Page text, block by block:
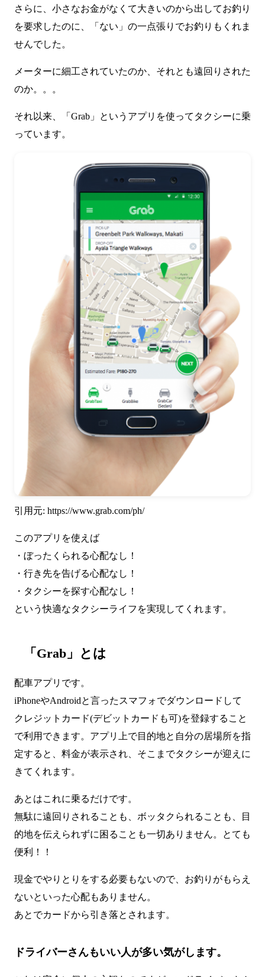
さらに、小さなお金がなくて大きいのから出してお釣り
を要求したのに、「ない」の一点張りでお釣りもくれま
せんでした。
メーターに細工されていたのか、それとも遠回りされた
のか。。。
それ以来、「Grab」というアプリを使ってタクシーに乗
っています。
引用元: https://www.grab.com/ph/
このアプリを使えば
・ぼったくられる心配なし！
・行き先を告げる心配なし！
・タクシーを探す心配なし！
という快適なタクシーライフを実現してくれます。
「Grab」とは
配車アプリです。
iPhoneやAndroidと言ったスマフォでダウンロードして
クレジットカード(デビットカードも可)を登録すること
で利用できます。アプリ上で目的地と自分の居場所を指
定すると、料金が表示され、そこまでタクシーが迎えに
きてくれます。
あとはこれに乗るだけです。
無駄に遠回りされることも、ボッタクられることも、目
的地を伝えられずに困ることも一切ありません。とても
便利！！
現金でやりとりをする必要もないので、お釣りがもらえ
ないといった心配もありません。
あとでカードから引き落とされます。
ドライバーさんもいい人が多い気がします。